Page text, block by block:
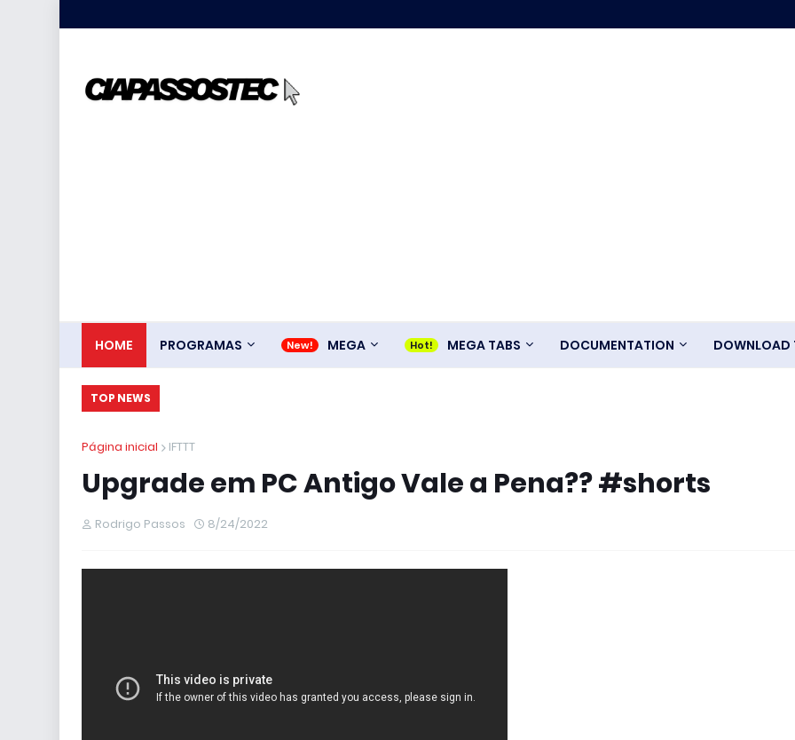
HOME PROGRAMAS MEGA MEGA TABS DOCUMENTATION DOWNLOAD
TOP NEWS
Página inicial IFTTT
Upgrade em PC Antigo Vale a Pena?? #shorts
Rodrigo Passos 8/24/2022